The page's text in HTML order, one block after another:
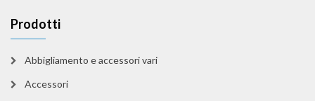
Prodotti
Abbigliamento e accessori vari
Accessori